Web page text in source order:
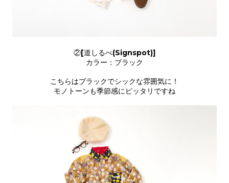
②[道しるべ(Signspot)]
カラー：ブラック
こちらはブラックでシックな雰囲気に！
モノトーンも季節感にピッタリですね